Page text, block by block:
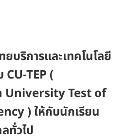
บริการและเทคโนโลยี
TEP (
Test of
) ให้กับนักเรียน
ทั่วไป